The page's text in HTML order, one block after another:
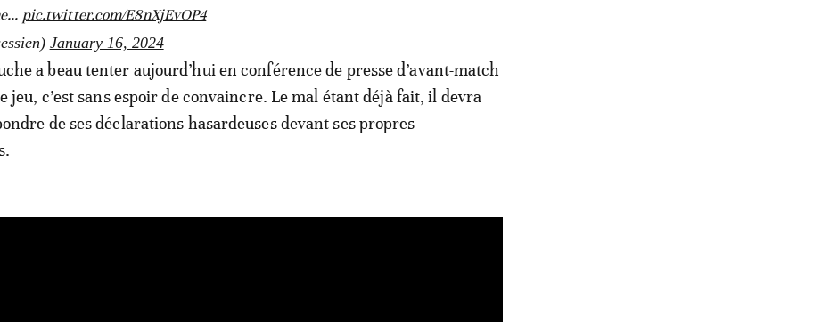
pic.twitter.com/E8nXjEvOP4
January 16, 2024
a beau tenter aujourd’hui en conférence de presse d’avant-match
jeu, c’est sans espoir de convaincre. Le mal étant déjà fait, il devra
de ses déclarations hasardeuses devant ses propres